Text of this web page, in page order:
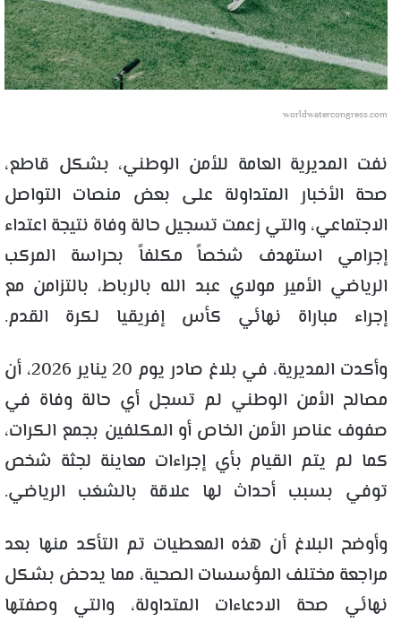
worldwatercongress.com
نفت المديرية العامة للأمن الوطني، بشكل قاطع،
صحة الأخبار المتداولة على بعض منصات التواصل
الاجتماعي، والتي زعمت تسجيل حالة وفاة نتيجة اعتداء
إجرامي استهدف شخصاً مكلفاً بحراسة المركب
الرياضي الأمير مولاي عبد الله بالرباط، بالتزامن مع
إجراء مباراة نهائي كأس إفريقيا لكرة القدم.
وأكدت المديرية، في بلاغ صادر يوم 20 يناير 2026، أن
مصالح الأمن الوطني لم تسجل أي حالة وفاة في
صفوف عناصر الأمن الخاص أو المكلفين بجمع الكرات،
كما لم يتم القيام بأي إجراءات معاينة لجثة شخص
توفي بسبب أحداث لها علاقة بالشغب الرياضي.
وأوضح البلاغ أن هذه المعطيات تم التأكد منها بعد
مراجعة مختلف المؤسسات الصحية، مما يدحض بشكل
نهائي صحة الادعاءات المتداولة، والتي وصفتها